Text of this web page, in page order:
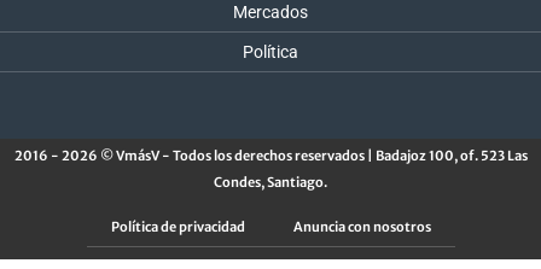
Mercados
Política
2016 - 2026 © VmásV - Todos los derechos reservados | Badajoz 100, of. 523 Las
Condes, Santiago.
Política de privacidad Anuncia con nosotros